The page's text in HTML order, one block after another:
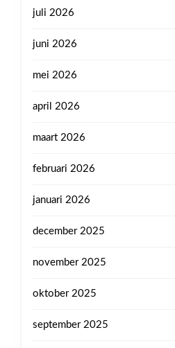
juli 2026
juni 2026
mei 2026
april 2026
maart 2026
februari 2026
januari 2026
december 2025
november 2025
oktober 2025
september 2025